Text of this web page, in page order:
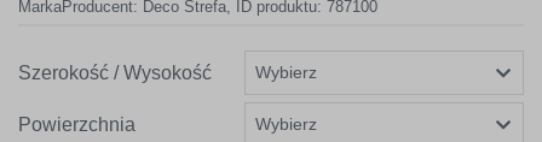
MarkaProducent: Deco Strefa, ID produktu: 787100
Szerokość / Wysokość
Powierzchnia